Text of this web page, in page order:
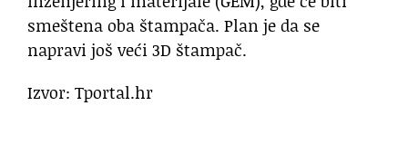
smeštena oba štampača. Plan je da se
napravi još veći 3D štampač.
Izvor: Tportal.hr